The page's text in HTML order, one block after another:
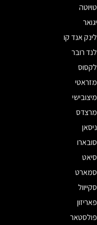
טויוטה
יגואר
לינק אנד קו
לנד רובר
לקסוס
מזראטי
מיצובישי
מרצדס
ניסאן
סובארו
סיאט
סמארט
סקייוול
פאריזון
פולסטאר